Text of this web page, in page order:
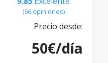
(66 opiniones)
Precio desde:
50€/día